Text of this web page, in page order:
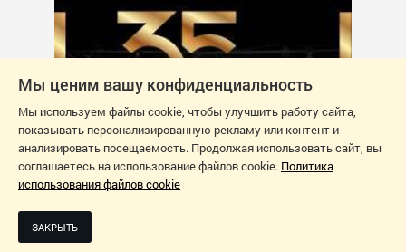
Мы ценим вашу конфиденциальность
Мы используем файлы cookie, чтобы улучшить работу сайта,
показывать персонализированную рекламу или контент и
анализировать посещаемость. Продолжая использовать сайт, вы
соглашаетесь на использование файлов cookie. Политика
использования файлов cookie
ЗАКРЫТЬ